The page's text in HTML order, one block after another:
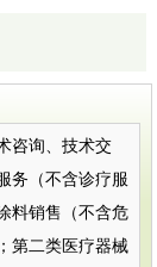
咨询、技术交
务（不含诊疗服
料销售（不含危
第二类医疗器械